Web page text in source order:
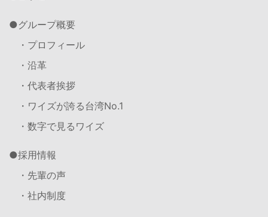
グループ概要
・プロフィール
・沿革
・代表者挨拶
・ワイズが誇る台湾No.1
・数字で見るワイズ
採用情報
・先輩の声
・社内制度